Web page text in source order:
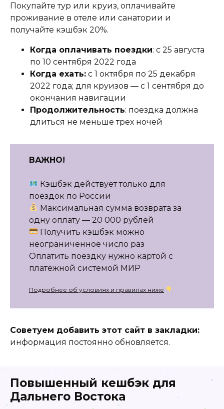
Покупайте тур или круиз, оплачивайте
проживание в отеле или санатории и
получайте кэшбэк 20%.
Когда оплачивать поездки: с 25 августа
по 10 сентября 2022 года
Когда ехать: с 1 октября по 25 декабря
2022 года; для круизов — с 1 сентября до
окончания навигации
Продолжительность: поездка должна
длиться не меньше трех ночей
ВАЖНО!
Кэшбэк действует только для
поездок по России
Максимальная сумма возврата за
одну оплату — 20 000 рублей
Получить кэшбэк можно
неограниченное число раз
Оплатить поездку нужно картой с
платёжной системой МИР
Подробнее об условиях и правилах ниже
Советуем добавить этот сайт в закладки:
информация постоянно обновляется.
Повышенный кешбэк для
Дальнего Востока